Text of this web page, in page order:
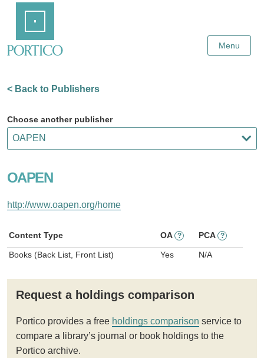
Content
Menu
< Back to Publishers
Choose another publisher
OAPEN
http://www.oapen.org/home
Content Type OA ? PCA ?
Books (Back List, Front List) Yes N/A
Request a holdings comparison
Portico provides a free holdings comparison service to
compare a library’s journal or book holdings to the
Portico archive.